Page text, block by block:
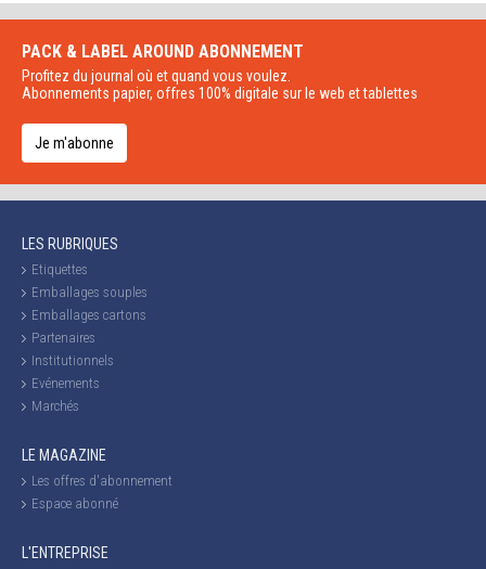
PACK & LABEL AROUND ABONNEMENT
Profitez du journal où et quand vous voulez.
Abonnements papier, offres 100% digitale sur le web et tablettes
Je m'abonne
LES RUBRIQUES
Etiquettes
Emballages souples
Emballages cartons
Partenaires
Institutionnels
Evénements
Marchés
LE MAGAZINE
Les offres d'abonnement
Espace abonné
L'ENTREPRISE